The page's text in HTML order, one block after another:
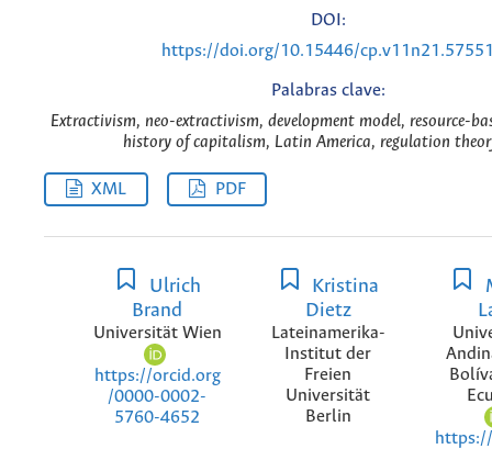
DOI:
https://doi.org/10.15446/
Palabras clave:
Extractivism, neo-extractivism, development model, resource-
history of capitalism, Latin America, regulation
XML PDF
Ulrich
Brand
Universität Wien
https://orcid.org
/0000-0002-
5760-4652
Kristina
Dietz
Lateinamerika-
Institut der
Freien
Universität
Berlin